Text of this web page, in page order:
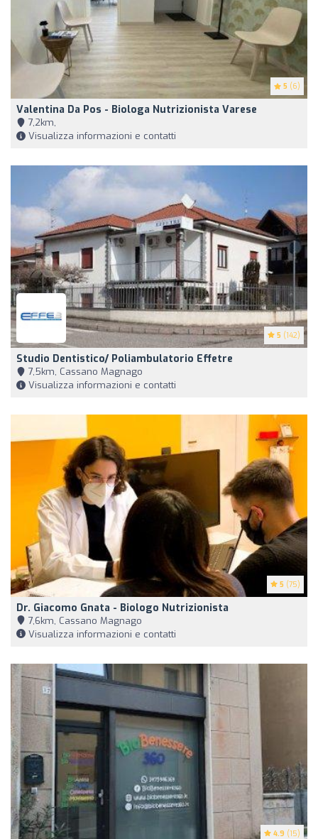
5 (6)
Valentina Da Pos - Biologa Nutrizionista Varese
7,2km,
Visualizza informazioni e contatti
5 (142)
Studio Dentistico/ Poliambulatorio Effetre
7,5km, Cassano Magnago
Visualizza informazioni e contatti
5 (75)
Dr. Giacomo Gnata - Biologo Nutrizionista
7,6km, Cassano Magnago
Visualizza informazioni e contatti
4.9 (15)